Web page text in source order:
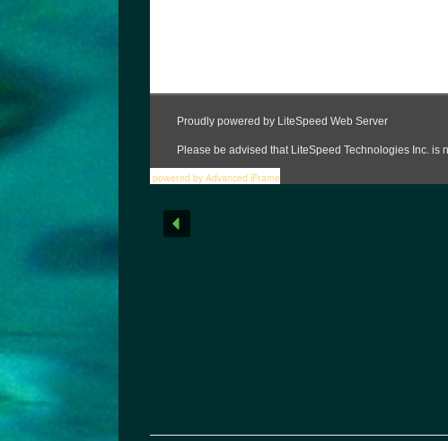
powered by Advanced iFrame